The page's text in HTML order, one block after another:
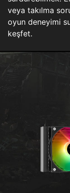
veya takılma
oyun deneyimi
keşfet.